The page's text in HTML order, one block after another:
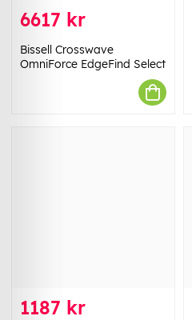
6617 kr
Bissell Crosswave
OmniForce EdgeFind Select
1187 kr